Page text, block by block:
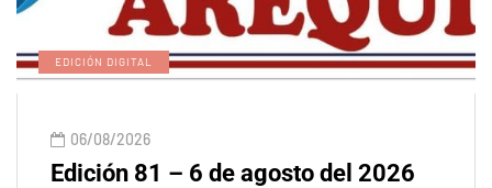
EDICIÓN DIGITAL
06/08/2026
Edición 81 – 6 de agosto del 2026